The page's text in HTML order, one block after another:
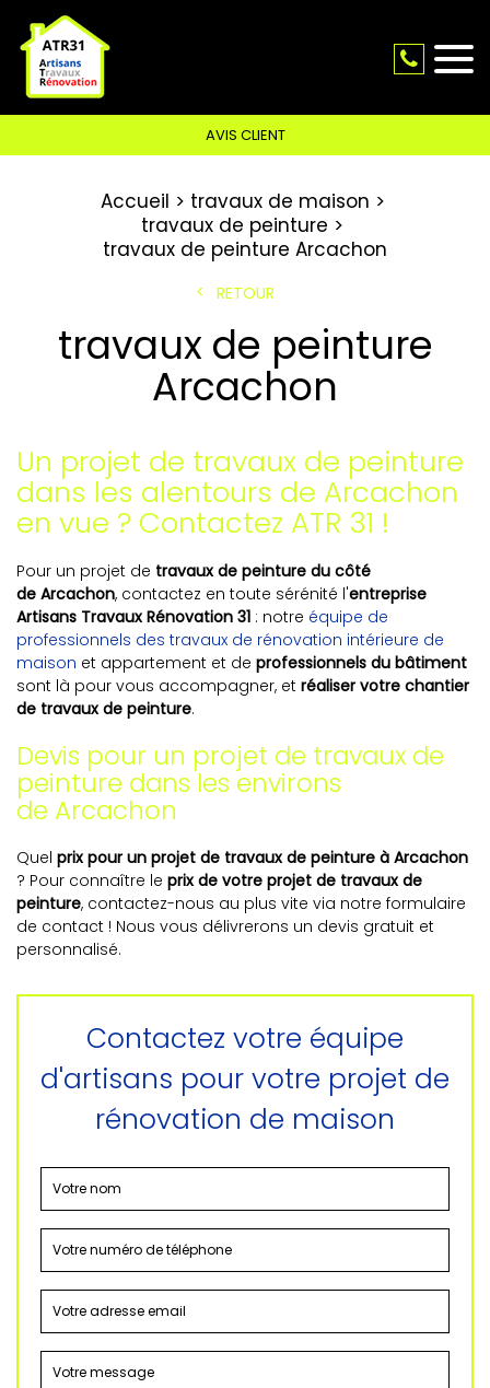
AVIS CLIENT
Accueil
travaux de maison
travaux de peinture
travaux de peinture Arcachon
RETOUR
travaux de peinture
Arcachon
Un projet de travaux de peinture
dans les alentours de Arcachon
en vue ? Contactez ATR 31 !
Pour un projet de travaux de peinture du côté
de Arcachon, contactez en toute sérénité l'entreprise
Artisans Travaux Rénovation 31 : notre équipe de
professionnels des travaux de rénovation intérieure de
maison et appartement et de professionnels du bâtiment
sont là pour vous accompagner, et réaliser votre chantier
de travaux de peinture.
Devis pour un projet de travaux de
peinture dans les environs
de Arcachon
Quel prix pour un projet de travaux de peinture à Arcachon
? Pour connaître le prix de votre projet de travaux de
peinture, contactez-nous au plus vite via notre formulaire
de contact ! Nous vous délivrerons un devis gratuit et
personnalisé.
Contactez votre équipe
d'artisans pour votre projet de
rénovation de maison